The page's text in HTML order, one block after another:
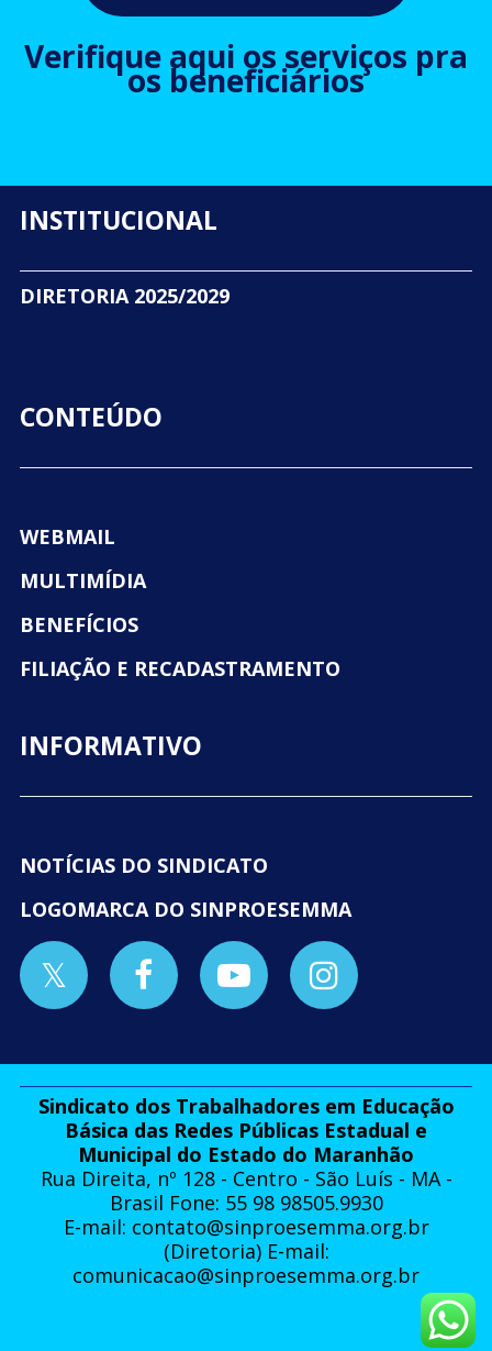
Verifique aqui os serviços pra
os beneficiários
INSTITUCIONAL
DIRETORIA 2025/2029
CONTEÚDO
WEBMAIL
MULTIMÍDIA
BENEFÍCIOS
FILIAÇÃO E RECADASTRAMENTO
INFORMATIVO
NOTÍCIAS DO SINDICATO
LOGOMARCA DO SINPROESEMMA
Sindicato dos Trabalhadores em Educação
Básica das Redes Públicas Estadual e
Municipal do Estado do Maranhão
Rua Direita, nº 128 - Centro - São Luís - MA -
Brasil Fone: 55 98 98505.9930
E-mail: contato@sinproesemma.org.br
(Diretoria) E-mail:
comunicacao@sinproesemma.org.br